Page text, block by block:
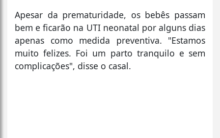
Apesar da prematuridade, os bebês passam
bem e ficarão na UTI neonatal por alguns dias
apenas como medida preventiva. "Estamos
muito felizes. Foi um parto tranquilo e sem
complicações", disse o casal.